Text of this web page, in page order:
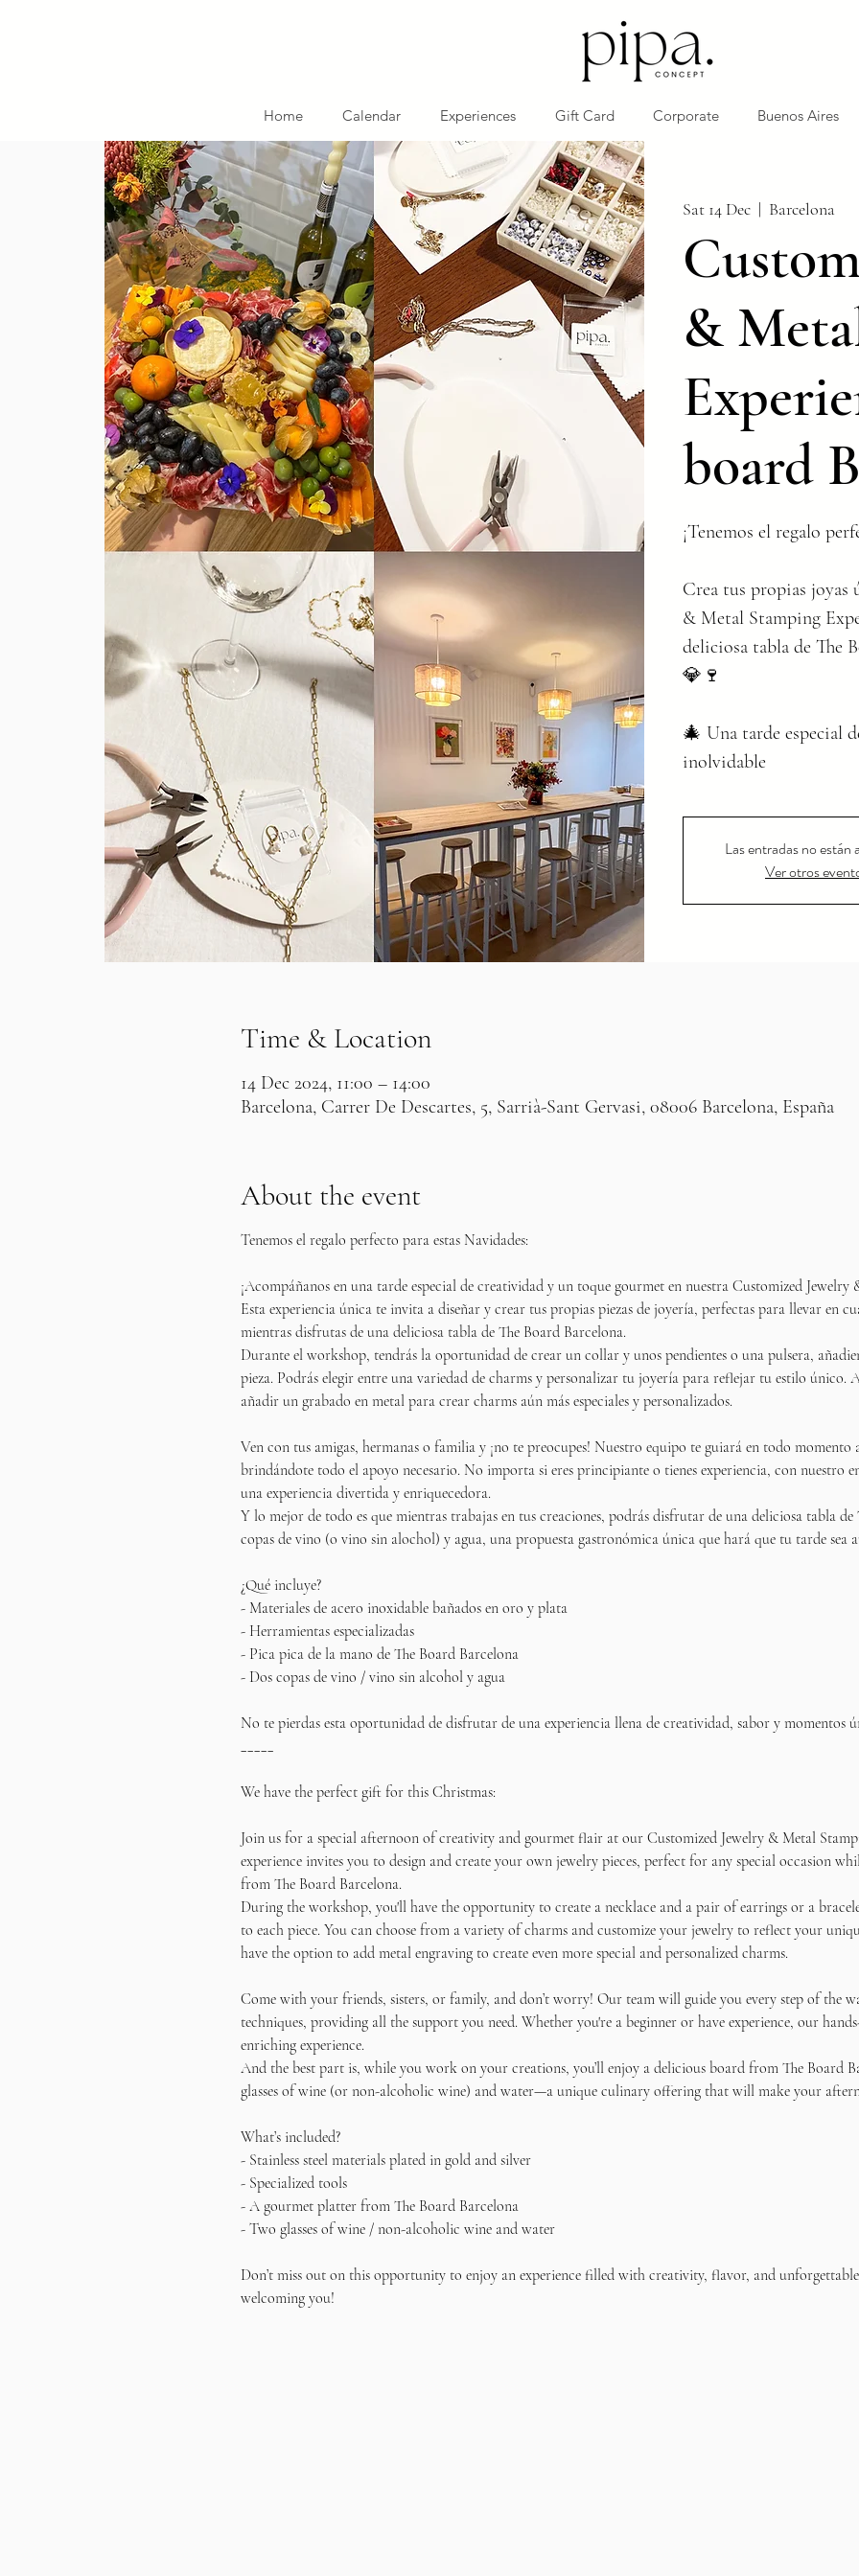
Home Calendar Experiences Gift Card Corporate Buenos Aires
Sat 14 Dec
  |
Barcelona
&
board
¡Tenemos el regalo
Crea tus propias joyas
& Metal Stamping
deliciosa tabla de The
💎🍷
🎄 Una tarde especial
inolvidable
Las entradas no están
Ver otros
Time & Location
14 Dec 2024, 11:00 – 14:00
Barcelona, Carrer De Descartes, 5, Sarrià-Sant Gervasi, 08006 Barcelona, España
About the event
Tenemos el regalo perfecto para estas Navidades:
¡Acompáñanos en una tarde especial de creatividad y un toque gourmet en nuestra Customized
Esta experiencia única te invita a diseñar y crear tus propias piezas de joyería, perfectas para llevar en
mientras disfrutas de una deliciosa tabla de The Board Barcelona.
Durante el workshop, tendrás la oportunidad de crear un collar y unos pendientes o una pulsera,
pieza. Podrás elegir entre una variedad de charms y personalizar tu joyería para reflejar tu estilo único.
añadir un grabado en metal para crear charms aún más especiales y personalizados.
Ven con tus amigas, hermanas o familia y ¡no te preocupes! Nuestro equipo te guiará en todo momento
brindándote todo el apoyo necesario. No importa si eres principiante o tienes experiencia, con nuestro
una experiencia divertida y enriquecedora.
Y lo mejor de todo es que mientras trabajas en tus creaciones, podrás disfrutar de una deliciosa tabla
copas de vino (o vino sin alochol) y agua, una propuesta gastronómica única que hará que tu tarde sea
¿Qué incluye?
- Materiales de acero inoxidable bañados en oro y plata
- Herramientas especializadas
- Pica pica de la mano de The Board Barcelona
- Dos copas de vino / vino sin alcohol y agua
No te pierdas esta oportunidad de disfrutar de una experiencia llena de creatividad, sabor y momentos
_____
We have the perfect gift for this Christmas:
Join us for a special afternoon of creativity and gourmet flair at our Customized Jewelry & Metal
experience invites you to design and create your own jewelry pieces, perfect for any special occasion
from The Board Barcelona.
During the workshop, you'll have the opportunity to create a necklace and a pair of earrings or a
to each piece. You can choose from a variety of charms and customize your jewelry to reflect your
have the option to add metal engraving to create even more special and personalized charms.
Come with your friends, sisters, or family, and don’t worry! Our team will guide you every step of the
techniques, providing all the support you need. Whether you're a beginner or have experience, our
enriching experience.
And the best part is, while you work on your creations, you’ll enjoy a delicious board from The Board
glasses of wine (or non-alcoholic wine) and water—a unique culinary offering that will make your
What’s included?
- Stainless steel materials plated in gold and silver
- Specialized tools
- A gourmet platter from The Board Barcelona
- Two glasses of wine / non-alcoholic wine and water
Don’t miss out on this opportunity to enjoy an experience filled with creativity, flavor, and
welcoming you!